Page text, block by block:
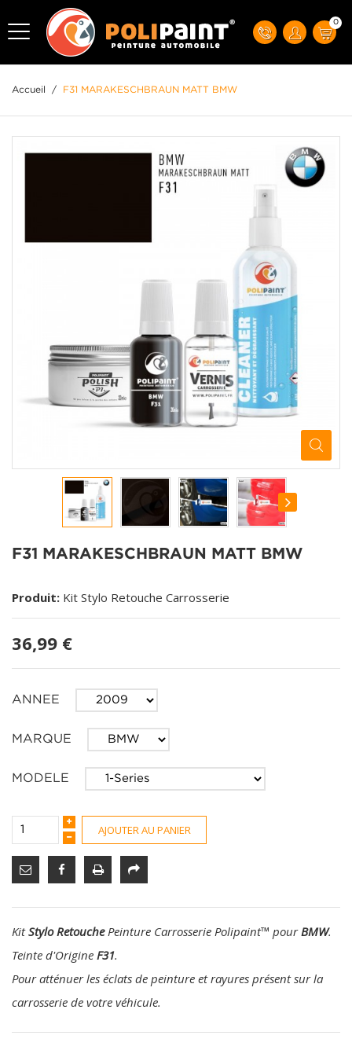
0
Accueil / F31 MARAKESCHBRAUN MATT BMW
F31 MARAKESCHBRAUN MATT BMW
Produit: Kit Stylo Retouche Carrosserie
36,99 €
ANNEE
MARQUE
MODELE
AJOUTER AU PANIER
KitStylo RetouchePeinture Carrosserie Polipaint™ pourBMW.
Teinte d'Origine F31.
Pour atténuer les éclats de peinture et rayures présent sur la
carrosserie de votre véhicule.